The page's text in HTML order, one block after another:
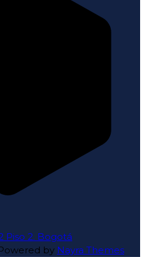
Piso 2. Bogotá
by Nayra Themes